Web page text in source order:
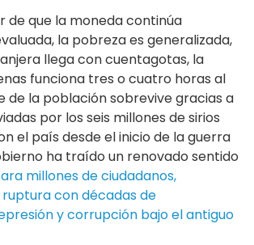
de que la moneda continúa
la pobreza es generalizada,
llega con cuentagotas, la
funciona tres o cuatro horas al
de la población sobrevive gracias a
por los seis millones de sirios
el país desde el inicio de la guerra
ha traído un renovado sentido
millones de ciudadanos,
con décadas de
y corrupción bajo el antiguo